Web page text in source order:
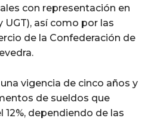
con representación en
UGT), así como por las
de la Confederación de
vigencia de cinco años y
de sueldos que
12%, dependiendo de las